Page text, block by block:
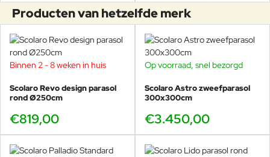
De
Verona is ideaal voor particulier en zakelijk gebruik
terras, tuin, compacte horecaruimte of bedrijfstuin.
De
intensief professioneel gebruik
grotere buitenruimtes waar duurzaamheid en stabiliteit essentieel
zijn.
Beide modellen bieden uitzonderlijke kwaliteit, maar deVeronais
de perfecte keuze voor wie het design en gemak van Scolaro wil,
zonder de extra kosten van de Capri.
Kort samengevat:
Producten van hetzelfde merk
Binnen 2 - 8 weken in huis
Scolaro Revo design parasol
rond Ø250cm
€819,00
Op voorraad, snel bezorgd
Scolaro Astro zweefparasol
300x300cm
€3.450,00